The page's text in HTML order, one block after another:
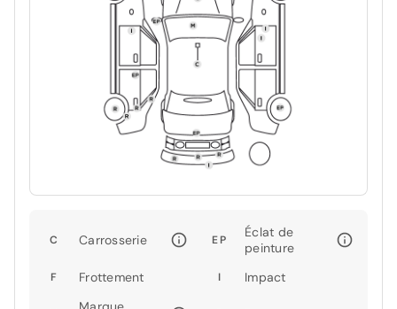
C Carrosserie EP
Éclat de
peinture
F Frottement I Impact